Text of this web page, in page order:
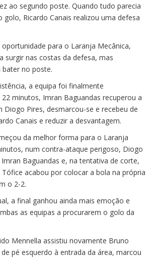
ao segundo poste. Quando tudo parecia
golo, Ricardo Canais realizou uma defesa
para o Laranja Mecânica,
surgir nas costas da defesa, mas
no poste.
a equipa foi finalmente
minutos, Imran Baguandas recuperou a
Diogo Pires, desmarcou-se e recebeu de
Canais e reduzir a desvantagem.
da melhor forma para o Laranja
num contra-ataque perigoso, Diogo
Baguandas e, na tentativa de corte,
acabou por colocar a bola na própria
o 2-2.
a final ganhou ainda mais emoção e
as equipas a procurarem o golo da
Mennella assistiu novamente Bruno
pé esquerdo à entrada da área, marcou